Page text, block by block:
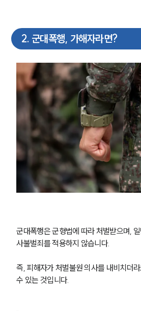
2. 군대폭행, 가해자라면?
군대폭행은 군형법에 따라 처벌받으며,
사불벌죄를 적용하지 않습니다.
즉, 피해자가 처벌불원 의사를 내비치더
수 있는 것입니다.